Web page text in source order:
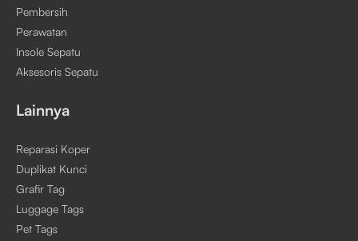
Pembersih
Perawatan
Insole Sepatu
Aksesoris Sepatu
Lainnya
Reparasi Koper
Duplikat Kunci
Grafir Tag
Luggage Tags
Pet Tags